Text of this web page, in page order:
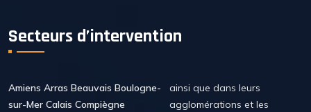
Secteurs d’intervention
Amiens Arras Beauvais Boulogne-
sur-Mer Calais Compiègne
ainsi que dans leurs
agglomérations et les